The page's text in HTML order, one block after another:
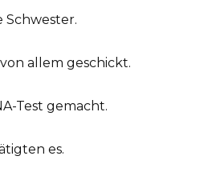
Schwester.
allem geschickt.
Test gemacht.
es.